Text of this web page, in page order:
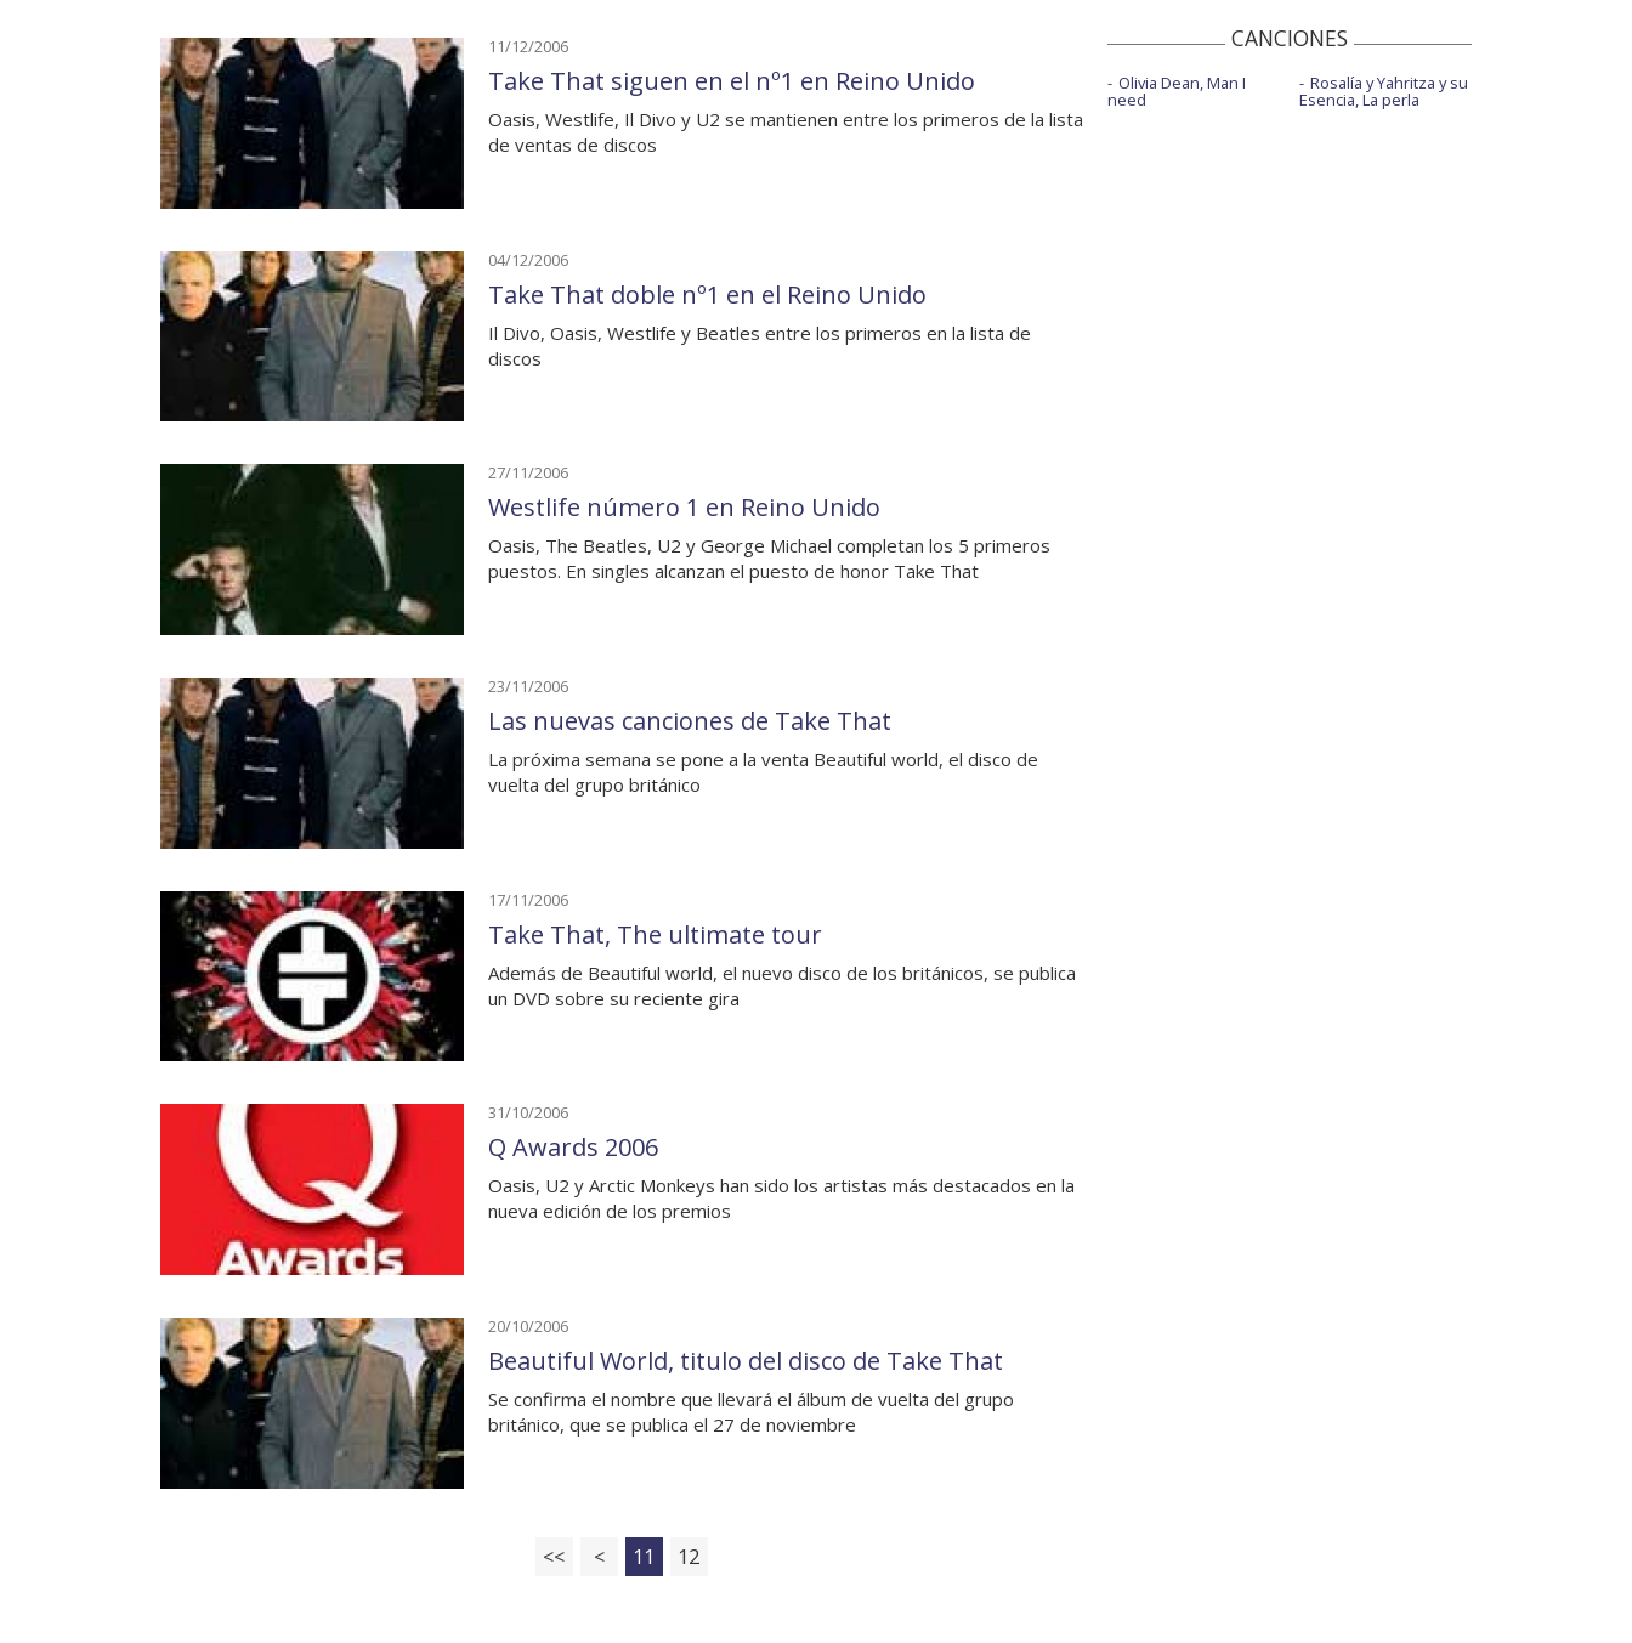
11/12/2006
Take That siguen en el nº1 en Reino Unido
Oasis, Westlife, Il Divo y U2 se mantienen entre los primeros de la lista
de ventas de discos
04/12/2006
Take That doble nº1 en el Reino Unido
Il Divo, Oasis, Westlife y Beatles entre los primeros en la lista de
discos
27/11/2006
Westlife número 1 en Reino Unido
Oasis, The Beatles, U2 y George Michael completan los 5 primeros
puestos. En singles alcanzan el puesto de honor Take That
23/11/2006
Las nuevas canciones de Take That
La próxima semana se pone a la venta Beautiful world, el disco de
vuelta del grupo británico
17/11/2006
Take That, The ultimate tour
Además de Beautiful world, el nuevo disco de los británicos, se publica
un DVD sobre su reciente gira
31/10/2006
Q Awards 2006
Oasis, U2 y Arctic Monkeys han sido los artistas más destacados en la
nueva edición de los premios
20/10/2006
Beautiful World, titulo del disco de Take That
Se confirma el nombre que llevará el álbum de vuelta del grupo
británico, que se publica el 27 de noviembre
<< < 11 12
CANCIONES
Olivia Dean, Man I
need
Rosalía y Yahritza y su
Esencia, La perla